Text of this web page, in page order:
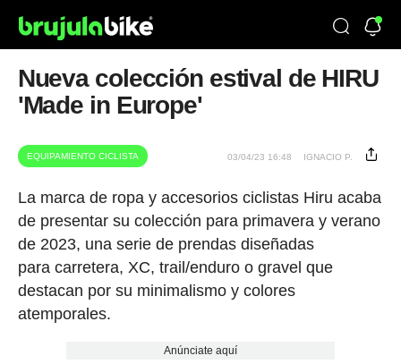
Nueva colección estival de HIRU
'Made in Europe'
EQUIPAMIENTO CICLISTA 03/04/23 16:48 IGNACIO P.
La marca de ropa y accesorios ciclistas Hiru acaba
de presentar su colección para primavera y verano
de 2023, una serie de prendas diseñadas
para carretera, XC, trail/enduro o gravel que
destacan por su minimalismo y colores
atemporales.
Anúnciate aquí